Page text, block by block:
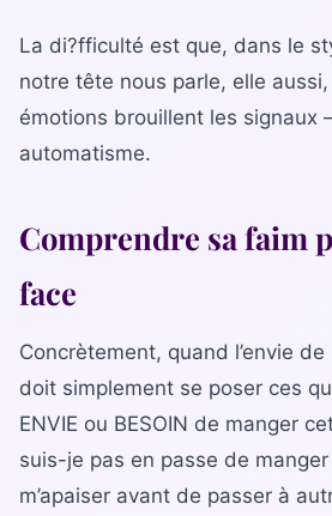
La di?fficulté est que, dans le
notre tête nous parle, elle
émotions brouillent les signaux
automatisme.
Comprendre sa faim
face
Concrètement, quand l’envie
doit simplement se poser ces
ENVIE ou BESOIN de manger
suis-je pas en passe de
m’apaiser avant de passer à